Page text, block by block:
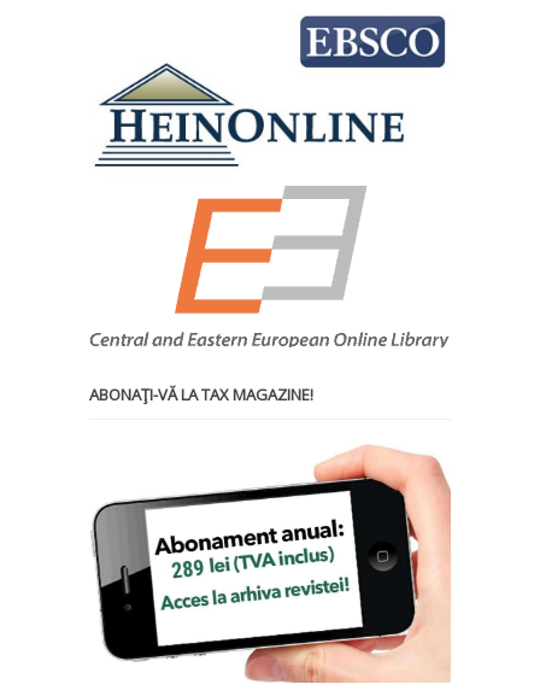
ABONAŢI-VĂ LA TAX MAGAZINE!